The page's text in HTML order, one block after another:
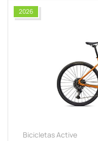
2026
Bicicletas Active